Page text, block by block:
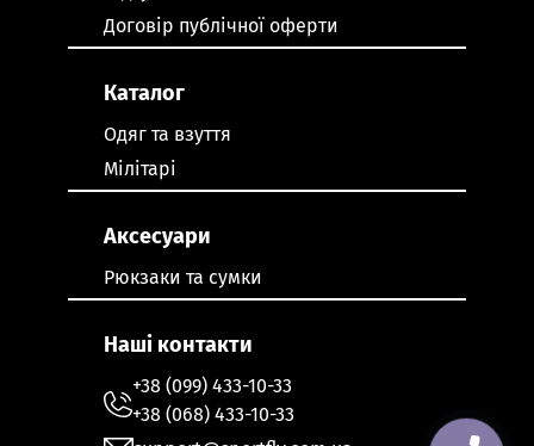
Договір публічної оферти
Каталог
Одяг та взуття
Мілітарі
Аксесуари
Рюкзаки та сумки
Наші контакти
+38 (099) 433-10-33
+38 (068) 433-10-33